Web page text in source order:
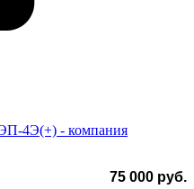
75 000 руб.